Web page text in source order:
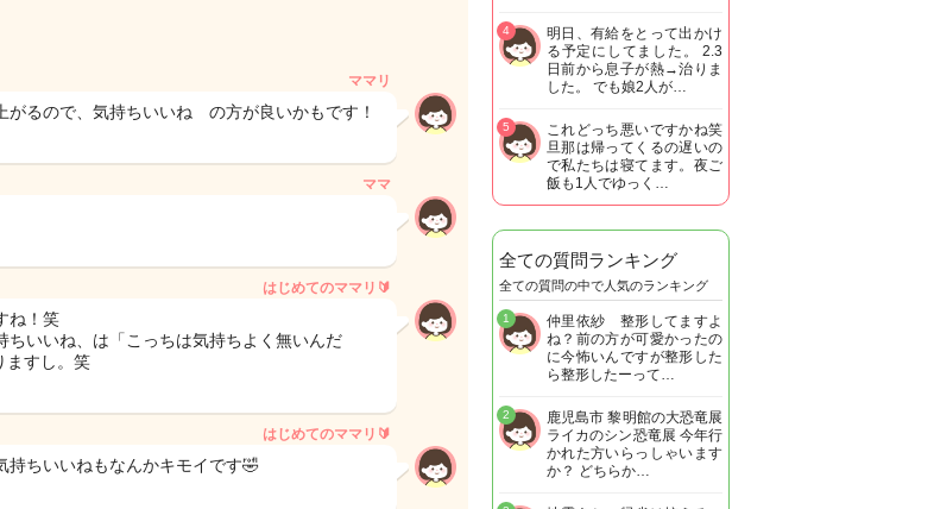
ママリ
るので、気持ちいいね の方が良いかもです！
ママ
はじめてのママリ🔰
ね！笑
ちいいね、は「こっちは気持ちよく無いんだ
ますし。笑
はじめてのママリ🔰
持ちいいねもなんかキモイです🤣
明日、有給をとって出かけ
る予定にしてました。 2.3
日前から息子が熱→治りま
した。 でも娘2人が…
4
これどっち悪いですかね笑
旦那は帰ってくるの遅いの
で私たちは寝てます。夜ご
飯も1人でゆっく…
5
全ての質問ランキング
全ての質問の中で人気のランキング
仲里依紗 整形してますよ
ね？前の方が可愛かったの
に今怖いんですが整形した
ら整形したーって…
1
鹿児島市 黎明館の大恐竜展
ライカのシン恐竜展 今年行
かれた方いらっしゃいます
か？ どちらか…
2